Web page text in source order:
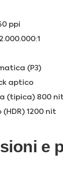
ppi
(P3)
aptico
(tipica) 800
1200 nit
e